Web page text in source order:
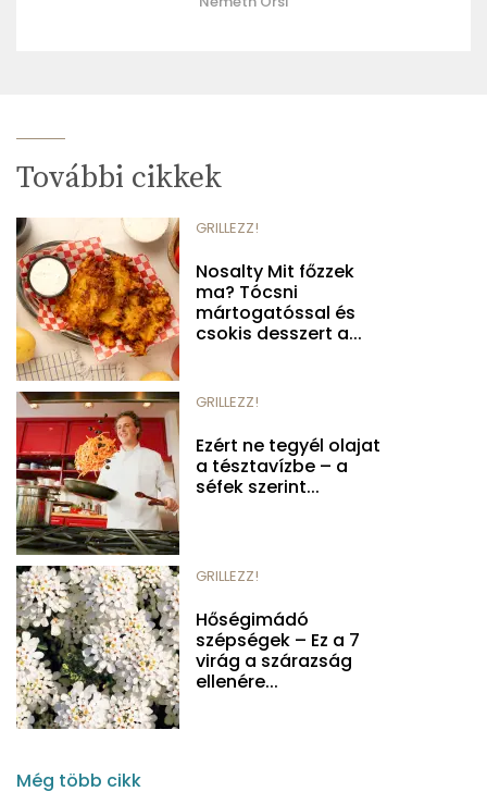
További cikkek
GRILLEZZ!
Nosalty Mit főzzek
ma? Tócsni
mártogatóssal és
csokis desszert a...
GRILLEZZ!
Ezért ne tegyél olajat
a tésztavízbe – a
séfek szerint...
GRILLEZZ!
Hőségimádó
szépségek – Ez a 7
virág a szárazság
ellenére...
Még több cikk